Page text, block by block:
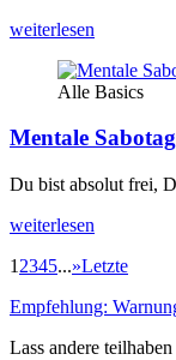
wei­ter­le­sen
Alle Basics
Mentale
Du bist abso­lut frei,
wei­ter­le­sen
1 2345...»Letzte
Empfehlung:
Lass andere